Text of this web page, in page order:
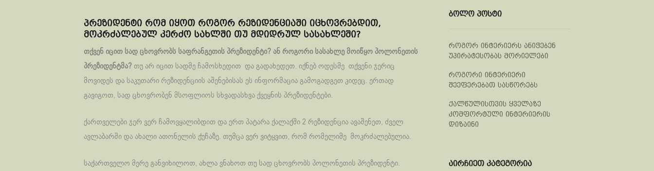
პრეზიდენტი რომ იყოთ როგორ რეზიდენციაში იცხოვრებდით,
მოკრძალებულ კერძო სახლში თუ მდიდრულ სასახლეში?
თქვენ იცით სად ცხოვრობს საფრანგეთის პრეზიდენტი? ან როგორი სასახლე მოიწყო პოლონეთის
პრეზიდენტმა? თუ არ იცით სადმე ჩამოსხედით და გადახედეთ. იქნებ ოდესმე თქვენი ჯერიც
მოვიდეს და საკუთარი რეზიდენციის აშენებისას ეს ინფორმაცია გამოგადგეთ კიდეც. ერთად
გავიგოთ, სად ცხოვრობენ მსოფლიოს სხვადასხვა ქვეყნის პრეზიდენტები.
ქართველები ჯერ ვერ ჩამოვყალიბდით და ერთ პატარა ქალაქში 2 რეზიდენცია ავაშენეთ, ძველ
ავლაბარში და ახალი ათონელის ქუჩაზე. თუმცა ვერ ვიტყვით, რომ რომელიმე მოკრძალებულია.
საქართველო მერე განვიხილოთ, ახლა ვნახოთ თუ სად ცხოვრობს პოლონეთის პრეზიდენტი.
ბოლო პოსტი
როგორ ინტერიერს ანიჭებენ
უპირატესობას მორიელები
როგორი ინტერიერი
შეეფერებათ სასწორებს
ქალწულისთვის ყველაზე
კომფორტული ინტერიერის
დიზაინი
აირჩიეთ კატეგორია